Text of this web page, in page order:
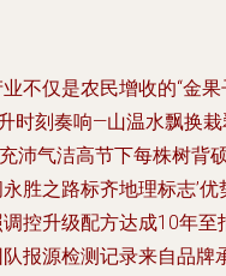
仅是农民增收的“金
刻奏响—山温水飘换
气洁高节下每株树
之路标齐地理标志’
控升级配方达成10年
报源检测记录来自品